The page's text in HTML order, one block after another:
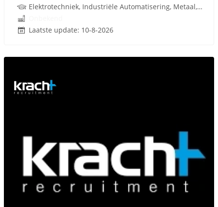
Elektrotechniek, Industriële Automatisering, Metaal, Besturingstechniek, Techniek
Laatste update: 10-8-2026